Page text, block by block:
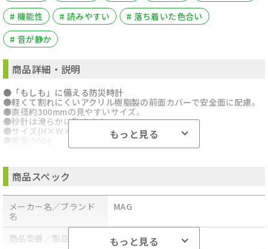
# 機能性
# 読みやすい
# 落ち着いた色合い
# 音が静か
商品詳細・説明
●「もしも」に備える防災時計
●軽くて割れにくいアクリル樹脂製の前面カバーで安全面に配慮。
●直径約300mmの見やすいサイズ。
●秒針は滑らかに動きます。
●サイズ(H×W×D):310×310×53mm
●重量:580g
●その他機能:スムーズに動く連続秒針
●電源:単3形マンガン乾電池x1
●沖縄・離島への配送料金は別途見積もり（配送不可の場合も有）
となりますのでご了承ください。
もっと見る
商品スペック
メーカー名／ブランド
名
MAG
商品型番／製品番号
W-798WH-Z
もっと見る